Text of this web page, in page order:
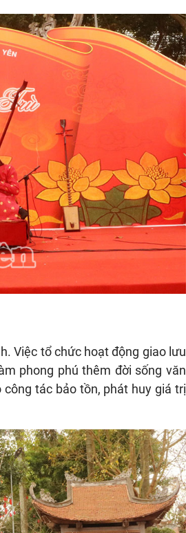
Việc tổ chức hoạt động giao lưu
phong phú thêm đời sống văn
tác bảo tồn, phát huy giá trị